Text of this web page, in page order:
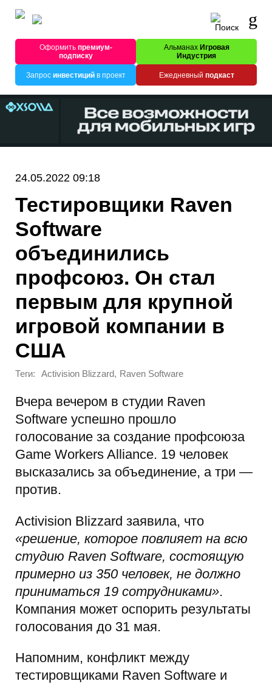
Оформитьпремиум-
подписку
Альманах Игровая
Индустрия
Запрос инвестицийв проект Ежедневный подкаст
24.05.2022 09:18
Тестировщики Raven
Software
объединились
профсоюз. Он стал
первым для крупной
игровой компании в
США
Теги: Activision Blizzard, Raven Software
Вчера вечером в студии Raven
Software успешно прошло
голосование за создание профсоюза
Game Workers Alliance. 19 человек
высказались за объединение, а три —
против.
Activision Blizzard заявила, что
«решение, которое повлияет на всю
студию Raven Software, состоящую
примерно из 350 человек, не должно
приниматься 19 сотрудниками».
Компания может оспорить результаты
голосования до 31 мая.
Напомним, конфликт между
тестировщиками Raven Software и